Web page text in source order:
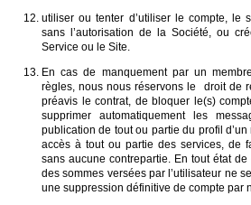
utiliser ou tenter d’utiliser le compte, le
sans l’autorisation de la Société, ou
Service ou le Site.
En cas de manquement par un
règles, nous nous réservons le droit de
préavis le contrat, de bloquer le(s)
supprimer automatiquement les
publication de tout ou partie du profil
accès à tout ou partie des services, de
sans aucune contrepartie. En tout état
des sommes versées par l’utilisateur ne
une suppression définitive de compte par